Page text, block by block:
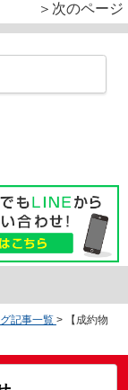
＞次のページ
記事一覧 >
【成約物